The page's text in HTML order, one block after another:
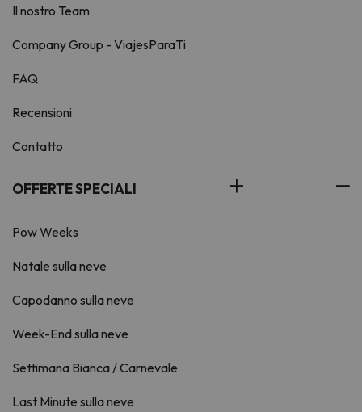
Il nostro Team
Company Group - ViajesParaTi
FAQ
Recensioni
Contatto
OFFERTE SPECIALI
Pow Weeks
Natale sulla neve
Capodanno sulla neve
Week-End sulla neve
Settimana Bianca / Carnevale
Last Minute sulla neve